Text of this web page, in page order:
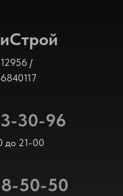
50-50
/
до 21-00
30-96